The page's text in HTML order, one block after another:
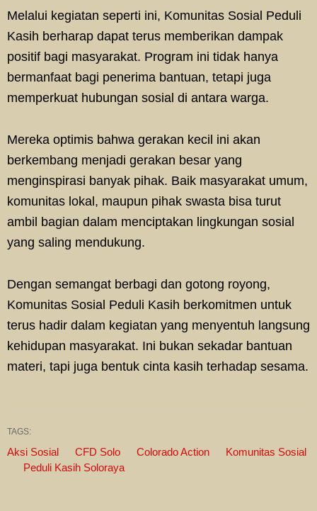
Melalui kegiatan seperti ini, Komunitas Sosial Peduli
Kasih berharap dapat terus memberikan dampak
positif bagi masyarakat. Program ini tidak hanya
bermanfaat bagi penerima bantuan, tetapi juga
memperkuat hubungan sosial di antara warga.
Mereka optimis bahwa gerakan kecil ini akan
berkembang menjadi gerakan besar yang
menginspirasi banyak pihak. Baik masyarakat umum,
komunitas lokal, maupun pihak swasta bisa turut
ambil bagian dalam menciptakan lingkungan sosial
yang saling mendukung.
Dengan semangat berbagi dan gotong royong,
Komunitas Sosial Peduli Kasih berkomitmen untuk
terus hadir dalam kegiatan yang menyentuh langsung
kehidupan masyarakat. Ini bukan sekadar bantuan
materi, tapi juga bentuk cinta kasih terhadap sesama.
TAGS:
Aksi Sosial CFD Solo Colorado Action
Komunitas Sosial
Peduli Kasih Soloraya